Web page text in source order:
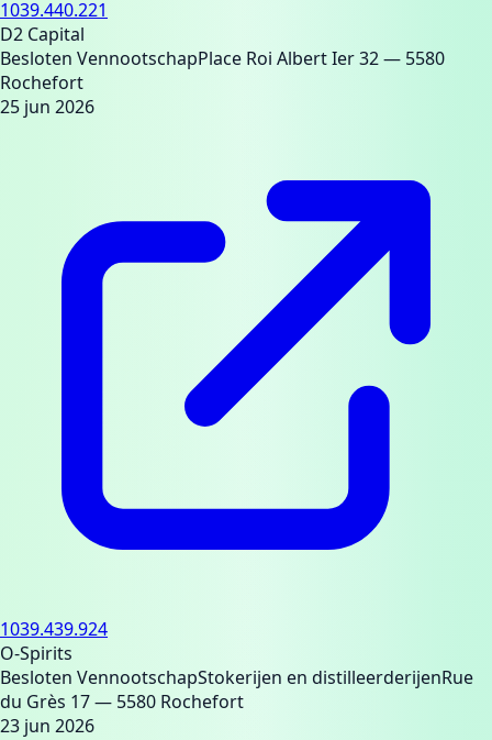
1039.440.221
D2 Capital
Besloten VennootschapPlace Roi Albert Ier 32— 5580
Rochefort
25 jun 2026
1039.439.924
O-Spirits
Besloten VennootschapStokerijen en distilleerderijenRue
du Grès 17— 5580 Rochefort
23 jun 2026